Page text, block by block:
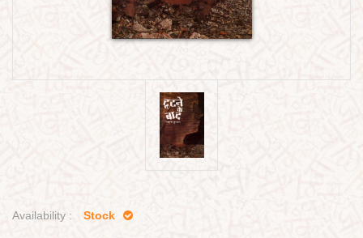
Availability : Stock